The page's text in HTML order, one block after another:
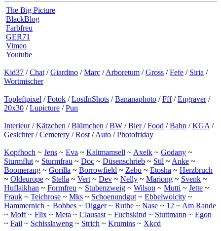
The Big Picture
BlackBlog
Farbfreu
GER71
Vimeo
Youtube
Kid37 /Chat /Giardino /Marc /Arboretum /Gross /Fefe / Siria /
Wortmischer
Topleftpixel /Fotok /LostInShots /Bananaphoto /Fff/Engraver/
20x30 /Lupicture /Pun
Interieur/Kätzchen /Blümchen /BW /Bier/Food /Bahn /KGA /
Gesichter/Cemetery /Rost /Auto /Photofriday
Kopfhoch ~ Jens ~ Eva ~ Kaltmamsell ~ Axelk ~ Godany ~
Sturmflut ~ Sturmfrau ~ Doc ~ Düsenschrieb ~ Stil ~ Anke ~
Boomerang ~ Gorilla ~ Borrowfield ~ Zebu ~ Etosha ~ Herzbruch
~ Oldeurope ~ Stella ~ Vert ~ Dev ~ Nelly ~ Mariong ~ Svenk ~
Huflaikhan ~ Formfreu ~ Stubenzweig ~ Wilson ~ Mutti ~ Jette ~
Frauk ~ Teichrose ~ Mks ~ Schoenundgut ~ Ebbelwoicity ~
Hammernich ~ Bobbes ~ Digger~ Ruthe ~ Nase ~ 12 ~ Am Rande
~ Moff~ Flix ~ Meta ~ Clausast ~ Fuchskind ~ Stuttmann ~ Egon
~ Fail ~ Schisslaweng ~ Strich ~ Krumins ~ Xkcd